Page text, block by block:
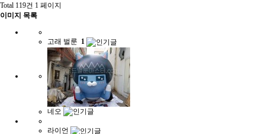
Total 119건 1 페이지
이미지 목록
고래 벌룬 1
네오
라이언